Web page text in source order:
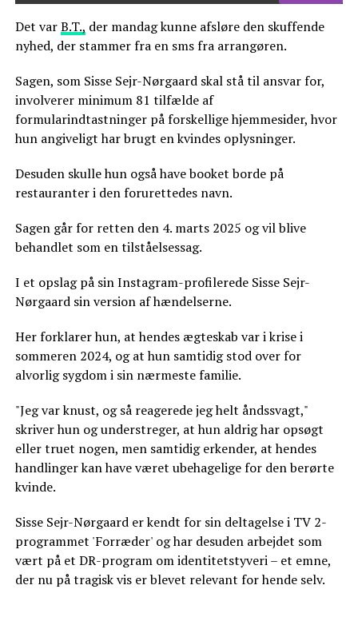
Det varB.T., der mandag kunne afsløre den skuffende
nyhed, der stammer fra en sms fra arrangøren.
Sagen, som Sisse Sejr-Nørgaard skal stå til ansvar for,
involverer minimum 81 tilfælde af
formularindtastninger på forskellige hjemmesider, hvor
hun angiveligt har brugt en kvindes oplysninger.
Desuden skulle hun også have booket borde på
restauranter i den forurettedes navn.
Sagen går for retten den 4. marts 2025 og vil blive
behandlet som en tilståelsessag.
I et opslag på sin Instagram-profilerede Sisse Sejr-
Nørgaard sin version af hændelserne.
Her forklarer hun, at hendes ægteskab var i krise i
sommeren 2024, og at hun samtidig stod over for
alvorlig sygdom i sin nærmeste familie.
"Jeg var knust, og så reagerede jeg helt åndssvagt,"
skriver hun og understreger, at hun aldrig har opsøgt
eller truet nogen, men samtidig erkender, at hendes
handlinger kan have været ubehagelige for den berørte
kvinde.
Sisse Sejr-Nørgaard er kendt for sin deltagelse i TV 2-
programmet 'Forræder' og har desuden arbejdet som
vært på et DR-program om identitetstyveri – et emne,
der nu på tragisk vis er blevet relevant for hende selv.